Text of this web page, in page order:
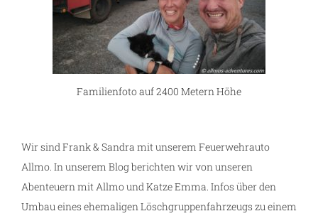
Familienfoto auf 2400 Metern Höhe
Wir sind Frank & Sandra mit unserem Feuerwehrauto
Allmo. In unserem Blog berichten wir von unseren
Abenteuern mit Allmo und Katze Emma. Infos über den
Umbau eines ehemaligen Löschgruppenfahrzeugs zu einem